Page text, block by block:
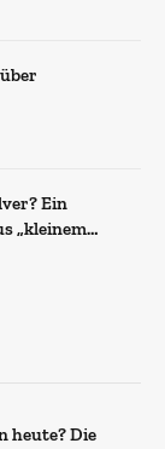
Ein
„kleinem
heute? Die